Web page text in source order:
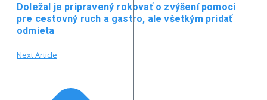
Doležal je pripravený rokovať o zvýšení pomoci
pre cestovný ruch a gastro, ale všetkým pridať
odmieta
Next Article